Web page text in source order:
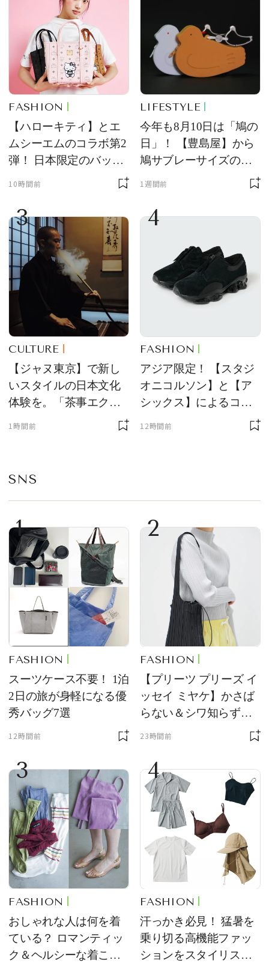
FASHION
【ハローキティ】とエ
ムシーエムのコラボ第2
弾！ 日本限定のバッグ
10時間前
LIFESTYLE
今年も8月10日は「鳩の
日」！ 【豊島屋】から
鳩サブレーサイズのポ
ーチ「はとっこ」を限
1週間前
3
CULTURE
【ジャヌ東京】で新し
いスタイルの日本文化
体験を。「茶事エクス
ペリエンス」、宿泊者
1時間前
4
FASHION
アジア限定！ 【スタジ
オニコルソン】と【ア
シックス】によるコラ
ボレーションスニーカ
12時間前
SNS
1
FASHION
スーツケース不要！ 1泊
2日の旅が身軽になる優
秀バッグ7選
12時間前
2
FASHION
【プリーツ プリーズ イ
ッセイ ミヤケ】かさば
らない＆シワ知らず！
夏旅に連れていきたい
23時間前
3
FASHION
おしゃれな人は何を着
ている？ ロマンティッ
ク＆ヘルシーな着こな
4
FASHION
汗っかき必見！ 猛暑を
乗り切る高機能ファッ
ションをスタイリスト